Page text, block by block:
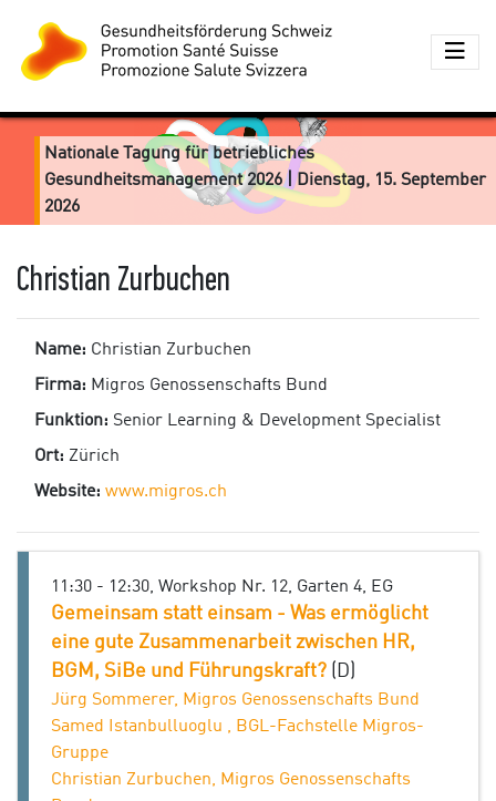
Nationale Tagung für betriebliches
Gesundheitsmanagement 2026 | Dienstag, 15. September
2026
Christian Zurbuchen
Name: Christian Zurbuchen
Firma: Migros Genossenschafts Bund
Funktion: Senior Learning & Development Specialist
Ort: Zürich
Website: www.migros.ch
11:30 - 12:30, Workshop Nr. 12, Garten 4, EG
Gemeinsam statt einsam - Was ermöglicht
eine gute Zusammenarbeit zwischen HR,
BGM, SiBe und Führungskraft? (D)
Jürg Sommerer, Migros Genossenschafts Bund
Samed Istanbulluoglu , BGL-Fachstelle Migros-
Gruppe
Christian Zurbuchen, Migros Genossenschafts